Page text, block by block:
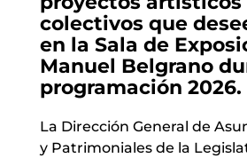
colectivos que
en la Sala de
Manuel Belgrano
programación 2026.
La Dirección General de
y Patrimoniales de la